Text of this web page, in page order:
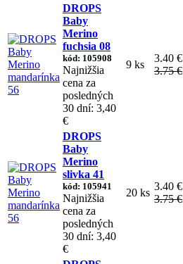
DROPS
Baby
Merino
fuchsia 08
kód: 105908
Najnižšia
cena za
posledných
30 dní: 3,40
€
9 ks
3.40 €
3.75 €
DROPS
Baby
Merino
slivka 41
kód: 105941
Najnižšia
cena za
posledných
30 dní: 3,40
€
20 ks
3.40 €
3.75 €